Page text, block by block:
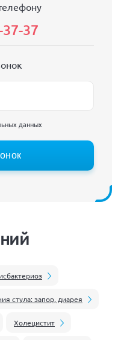
37
данных
стула: запор, диарея
Холецистит